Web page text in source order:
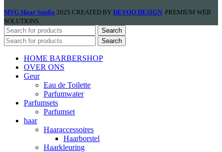
MVG Haar Studio 2025 CREATED BY DEVOO DESIGN. PREMIUM WEB
SOLUTIONS.
Search
Search
HOME BARBERSHOP
OVER ONS
Geur
Eau de Toilette
Parfumwater
Parfumsets
Parfumset
haar
Haaraccessoires
Haarborstel
Haarkleuring